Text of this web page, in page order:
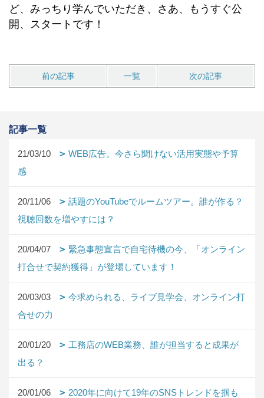
ど、みっちり学んでいただき、さあ、もうすぐ公
開、スタートです！
前の記事 一覧 次の記事
記事一覧
21/03/10
WEB広告。今さら聞けない活用実態や予算
感
20/11/06
話題のYouTubeでルームツアー。誰が作る？
視聴回数を増やすには？
20/04/07
緊急事態宣言で自宅待機の今、「オンライン
打合せで契約獲得」が登場しています！
20/03/03
今求められる、ライブ見学会、オンライン打
合せの力
20/01/20
工務店のWEB業務、誰が担当すると成果が
出る？
20/01/06
2020年に向けて19年のSNSトレンドを掴も